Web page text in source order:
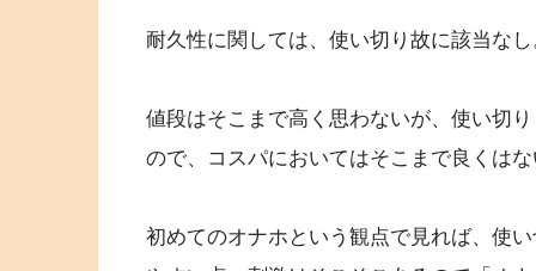
耐久性に関しては、使い切り故に該当な
値段はそこまで高く思わないが、使い切
ので、コスパにおいてはそこまで良くは
初めてのオナホという観点で見れば、使